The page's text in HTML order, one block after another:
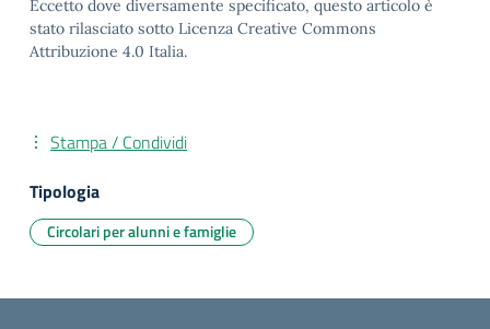
Eccetto dove diversamente specificato, questo articolo è
stato rilasciato sotto Licenza Creative Commons
Attribuzione 4.0 Italia.
Stampa / Condividi
Tipologia
Circolari per alunni e famiglie